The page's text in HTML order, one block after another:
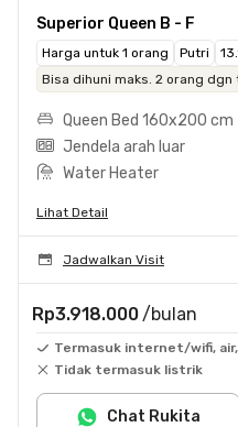
Superior Queen B - F
Harga untuk 1 orang Putri
Bisa dihuni maks. 2 orang dgn
Queen Bed 160x200 cm
Jendela arah luar
Water Heater
Lihat Detail
Jadwalkan Visit
Rp3.918.000 /bulan
Termasuk internet/wifi,
Tidak termasuk listrik
Chat Rukita